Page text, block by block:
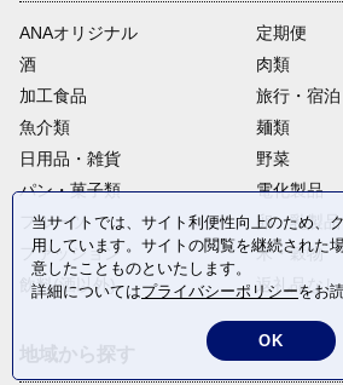
ANAオリジナル
定期便
酒
肉類
加工食品
旅行・宿
魚介類
麺類
日用品・雑貨
野菜
パン・菓子類
電化製品
フルーツ
卵・乳製品
ファッション
米・穀物
飲料(酒以外)
返礼品なし
当サイトでは、サイト利便性向上のため、
用しています。サイトの閲覧を継続された
意したことものといたします。
詳細についてはプライバシーポリシーをお
OK